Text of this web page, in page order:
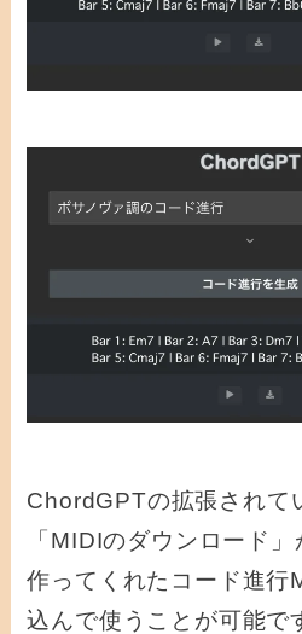
ChordGPTの拡張されて
「MIDIのダウンロード」
作ってくれたコード進行
込んで使うことが可能で